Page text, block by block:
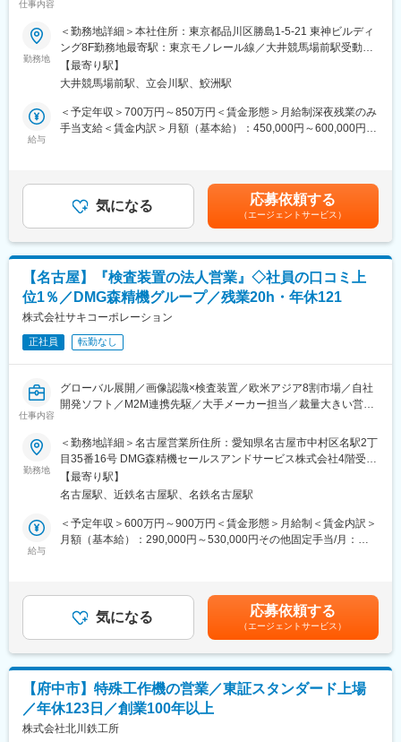
仕事内容
◇業務概要
電子部品、自動車、医療業界の生産ライン向け塗布装置の既存顧
客への販売、新規開拓、および材料メーカー向け樹脂製コンポー
ネントの営業販売を行うセールスチーム管理。（一部、ご自身も
プレイングマネージャーとして営業活動を実施いただく想定で
す）
◇主な業務
し、目標を達成する。
・ビジネスの成長、目標達成のための管轄組織の指導・管理を行
う。
上の成長を促進
・顧客との緊密なリレーションシップの構築計画を策定、主導
し、ビジネスを拡大
リスクを最小限に管理
マネージャー：30代
メンバー：50代1名、40代1名、30代2名
◇既存社員の経歴：
自動車関連メーカー、電子部品関連メーカー、半導体・電子デバ
イス製造装置関連メーカー、電子材料メーカーなど様々。
◇環境特性
・外資系らしい成果重視の文化と、フラットなコミュニケーショ
どありません）、年間休日125日・土日祝休み・退職金制度あり
など、長期就業しやすい安定基盤。休日出勤もほとんどございま
せん。
◇当社の特徴：
当社は世界60カ国にネットワークを持つ接着、コーティング等に
関連する産業機械で世界的リーディングカンパニーの米国ノード
ソン・コーポレーションの日本法人です。
勤務地
＜勤務地詳細＞本社住所：東京都品川区勝島1-5-21 東神ビルディ
ング8F勤務地最寄駅：東京モノレール線／大井競馬場前駅受動喫
煙対策：屋内全面禁煙変更の範囲：会社の定める事業所
【最寄り駅】
大井競馬場前駅、立会川駅、鮫洲駅
給与
＜予定年収＞700万円～850万円＜賃金形態＞月給制深夜残業のみ
手当支給＜賃金内訳＞月額（基本給）：450,000円～600,000円＜
す。月給(月額)は固定手当を含めた表記です。
気になる 応募依頼する
（エージェントサービス）
【名古屋】『検査装置の法人営業』◇社員の口コミ上
位1％／DMG森精機グループ／残業20h・年休121
株式会社サキコーポレーション
正社員 転勤なし
仕事内容
グローバル展開／画像認識×検査装置／欧米アジア8割市場／自社
開発ソフト／M2M連携先駆／大手メーカー担当／裁量大きい営業
■業務内容：
・代理店、マウンタメーカーとの関係構築と強化
・営業戦略の策定と販売計画への落とし込み、実行
・社内他組織との連携 など
■当社製品（電子基板検査装置）について：
一例として、プリント基板のはんだ付けや部品が正確に取り付け
■営業スタイル：
・外勤・直行直帰メイン。※オフィス1階のデモ機を使用するな
・予算達成は賞与へ反映。MBOシートを用い半期ごとに個人の目
標予算を設定します。
・担当社数：20～30社
勤務地
＜勤務地詳細＞名古屋営業所住所：愛知県名古屋市中村区名駅2丁
目35番16号 DMG森精機セールスアンドサービス株式会社4階受動
喫煙対策：屋内全面禁煙変更の範囲：会社の定める事業所（リモ
ートワーク含む）
【最寄り駅】
名古屋駅、近鉄名古屋駅、名鉄名古屋駅
給与
＜予定年収＞600万円～900万円＜賃金形態＞月給制＜賃金内訳＞
月額（基本給）：290,000円～530,000円その他固定手当/月：
は年1回（3月）に変更となります。■その他固定手当：食事補助
手当（10,000円／月）賃金はあくまでも目安の金額であり、選考
を通じて上下する可能性があります。月給(月額)は固定手当を含め
た表記です。
気になる 応募依頼する
（エージェントサービス）
【府中市】特殊工作機の営業／東証スタンダード上場
／年休123日／創業100年以上
株式会社北川鉄工所